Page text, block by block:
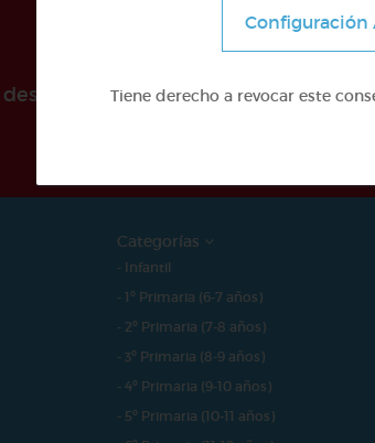
desarollo de este proyecto ha sido
Categorías
- Infantil
- 1º Primaria (6-7 años)
- 2º Primaria (7-8 años)
- 3º Primaria (8-9 años)
- 4º Primaria (9-10 años)
- 5º Primaria (10-11 años)
Configuración
Tiene derecho a revocar este